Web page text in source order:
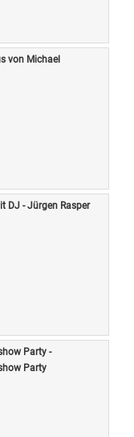
von Michael
DJ - Jürgen Rasper
Party -
Party